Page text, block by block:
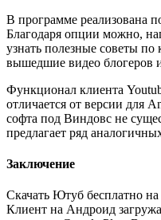
В программе реализована
Благодаря опции можно,
узнать полезные советы по
вышедшие видео блогеров
Функционал клиента
отличается от версии для
софта под Виндовс не
предлагает ряд
Заключение
Скачать Ютуб бесплатно
Клиент на Андроид